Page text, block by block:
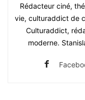
Rédacteur ciné,
vie, culturaddict de
Culturaddict,
moderne.